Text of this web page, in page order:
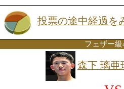
級初戦となる為我井
機動力を武器にプレ
ックス。序盤から主
テンポを握るのは中
崩しにかかる為我井